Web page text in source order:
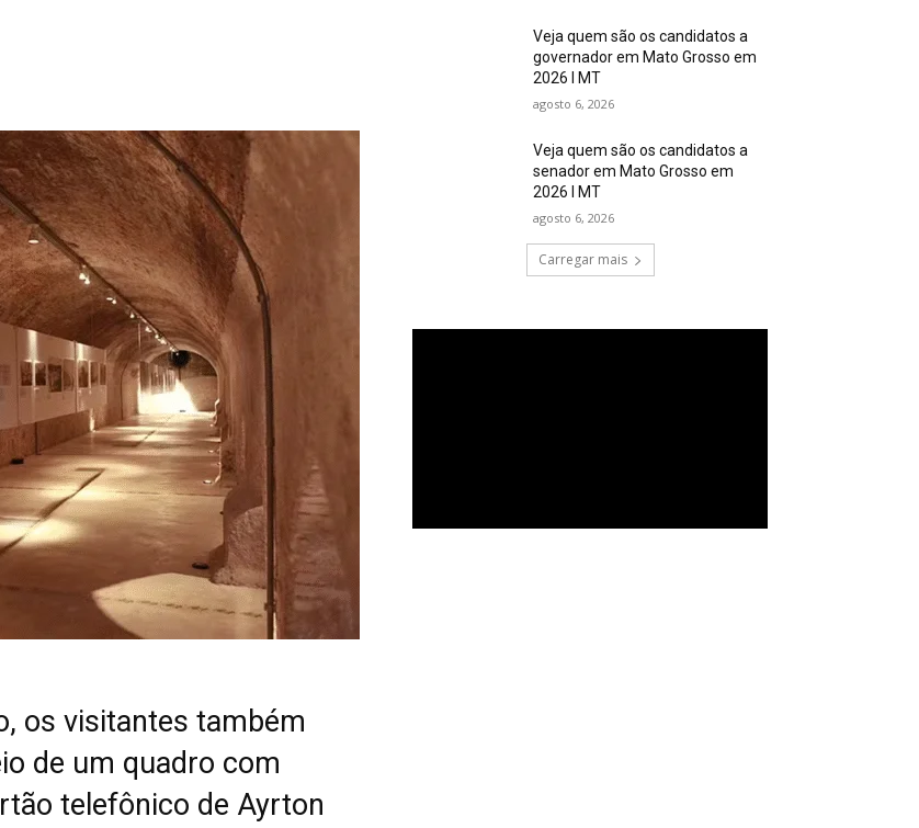
os visitantes também
de um quadro com
telefônico de Ayrton
Veja quem são os candidatos a
governador em Mato Grosso em
2026 I MT
agosto 6, 2026
Veja quem são os candidatos a
senador em Mato Grosso em
2026 I MT
agosto 6, 2026
Carregar mais